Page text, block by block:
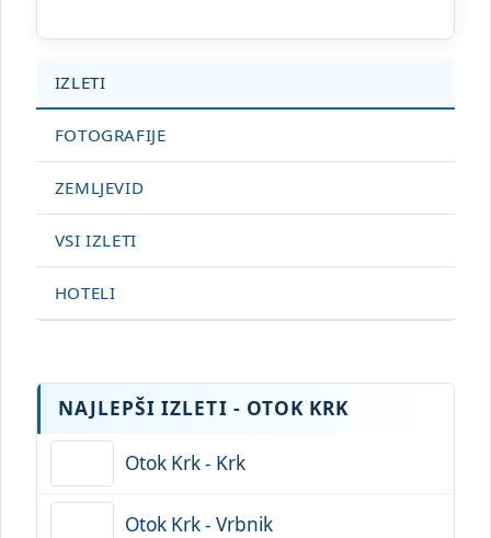
IZLETI
FOTOGRAFIJE
ZEMLJEVID
VSI IZLETI
HOTELI
NAJLEPŠI IZLETI - OTOK KRK
Otok Krk - Krk
Otok Krk - Vrbnik